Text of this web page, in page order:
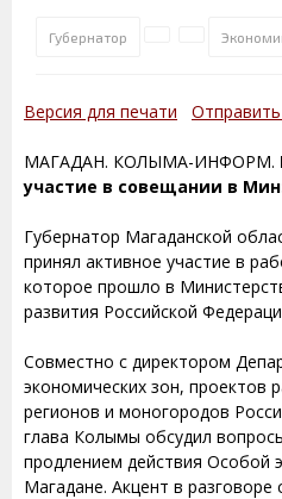
Губернатор
Версия для печати
МАГАДАН. КОЛЫМА-ИНФОРМ.
участие в совещании в
Губернатор Магаданской
принял активное участие в
которое прошло в
развития Российской
Совместно с директором
экономических зон, проектов
регионов и моногородов
глава Колымы обсудил
продлением действия Особой
Магадане. Акцент в